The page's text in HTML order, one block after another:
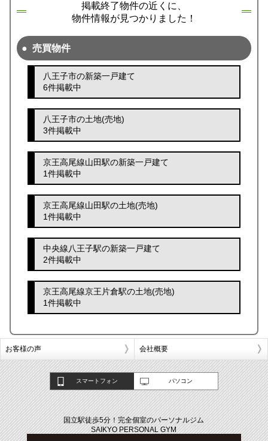
掲載終了物件の近くに、
物件情報が見つかりました！
売買物件
八王子市の新築一戸建て
6件掲載中
八王子市の土地(売地)
3件掲載中
京王高尾線山田駅の新築一戸建て
1件掲載中
京王高尾線山田駅の土地(売地)
1件掲載中
中央線八王子駅の新築一戸建て
2件掲載中
京王高尾線京王片倉駅の土地(売地)
1件掲載中
お客様の声 会社概要
スマートフォン パソコン
国立駅徒歩5分！完全個室のパーソナルジム
SAIKYO PERSONAL GYM